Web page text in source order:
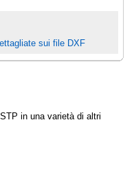
sui file DXF
in una varietà di altri